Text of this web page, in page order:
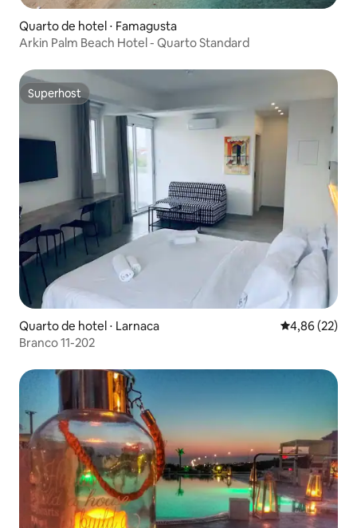
Quarto de hotel ⋅ Famagusta
Arkin Palm Beach Hotel - Quarto Standard
Superhost
Superhost
Quarto de hotel ⋅ Larnaca 4,86 de uma
4,86 (22)
Branco 11-202